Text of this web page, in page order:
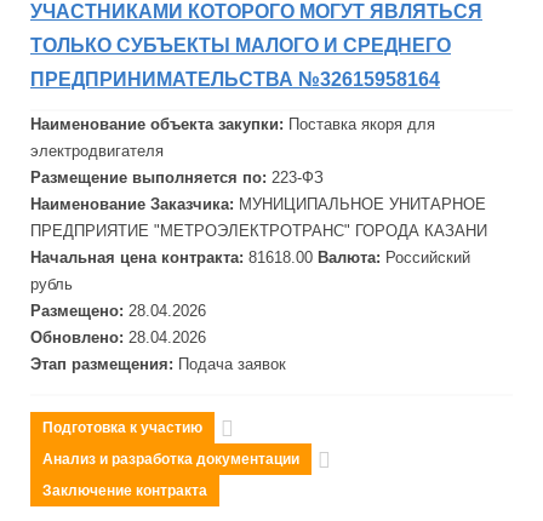
УЧАСТНИКАМИ КОТОРОГО МОГУТ ЯВЛЯТЬСЯ
ТОЛЬКО СУБЪЕКТЫ МАЛОГО И СРЕДНЕГО
ПРЕДПРИНИМАТЕЛЬСТВА №32615958164
Наименование объекта закупки: Поставка якоря для
электродвигателя
Размещение выполняется по: 223-ФЗ
Наименование Заказчика: МУНИЦИПАЛЬНОЕ УНИТАРНОЕ
ПРЕДПРИЯТИЕ "МЕТРОЭЛЕКТРОТРАНС" ГОРОДА КАЗАНИ
Начальная цена контракта: 81618.00 Валюта: Российский
рубль
Размещено: 28.04.2026
Обновлено: 28.04.2026
Этап размещения: Подача заявок
Подготовка к участию
Анализ и разработка документации
Заключение контракта